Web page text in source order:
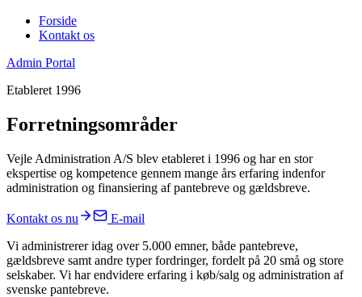
Forside
Kontakt os
Admin Portal
Etableret 1996
Forretningsområder
Vejle Administration A/S blev etableret i 1996 og har en stor
ekspertise og kompetence gennem mange års erfaring indenfor
administration og finansiering af pantebreve og gældsbreve.
Kontakt os nu
E-mail
Vi administrerer idag over 5.000 emner, både pantebreve,
gældsbreve samt andre typer fordringer, fordelt på 20 små og store
selskaber. Vi har endvidere erfaring i køb/salg og administration af
svenske pantebreve.